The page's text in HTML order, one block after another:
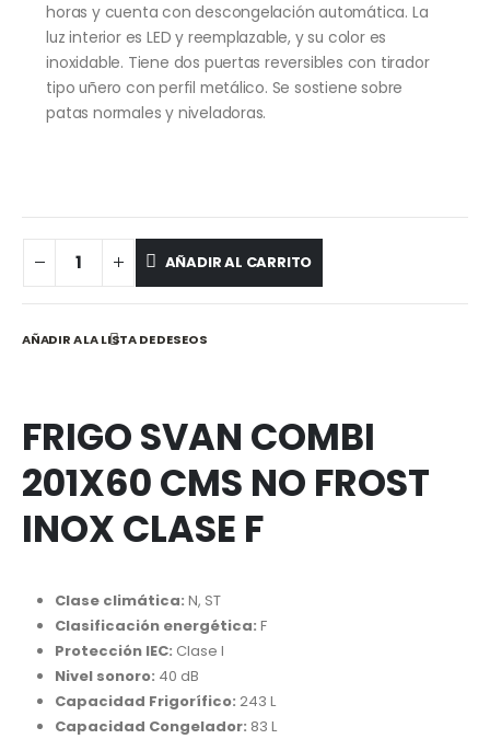
horas y cuenta con descongelación automática. La
luz interior es LED y reemplazable, y su color es
inoxidable. Tiene dos puertas reversibles con tirador
tipo uñero con perfil metálico. Se sostiene sobre
patas normales y niveladoras.
AÑADIR AL CARRITO
AÑADIR A LA LISTA DE DESEOS
FRIGO SVAN COMBI
201X60 CMS NO FROST
INOX CLASE F
Clase climática: N, ST
Clasificación energética: F
Protección IEC: Clase I
Nivel sonoro: 40 dB
Capacidad Frigorífico: 243 L
Capacidad Congelador: 83 L